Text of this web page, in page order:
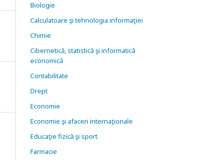
Biologie
Calculatoare şi tehnologia informaţiei
Chimie
Cibernetică, statistică şi informatică
economică
Contabilitate
Drept
Economie
Economie şi afaceri internaţionale
Educaţie fizică şi sport
Farmacie